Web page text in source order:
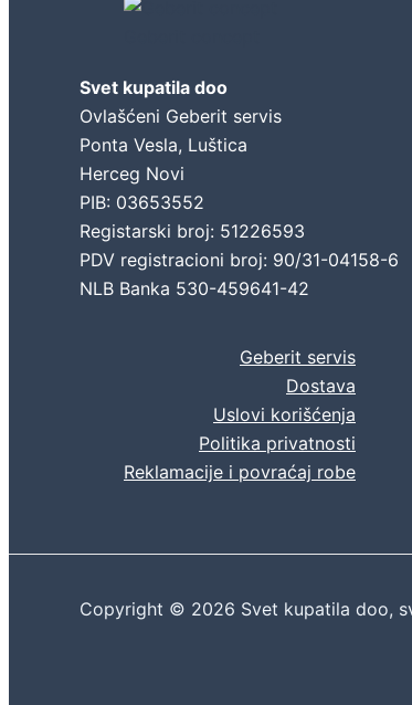
Svet kupatila doo
Ovlašćeni Geberit servis
Ponta Vesla, Luštica
Herceg Novi
PIB: 03653552
Registarski broj: 51226593
PDV registracioni broj: 90/31-04158-6
NLB Banka 530-459641-42
Geberit servis
Dostava
Uslovi korišćenja
Politika privatnosti
Reklamacije i povraćaj robe
Copyright © 2026 Svet kupatila doo,